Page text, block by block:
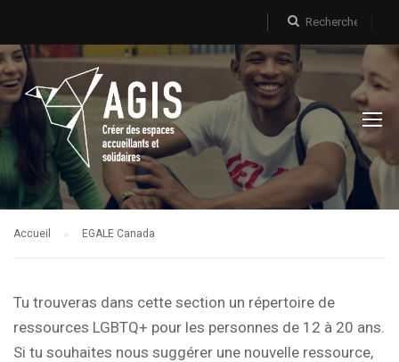
Accueil EGALE Canada
Tu trouveras dans cette section un répertoire de
ressources LGBTQ+ pour les personnes de 12 à 20 ans.
Si tu souhaites nous suggérer une nouvelle ressource,